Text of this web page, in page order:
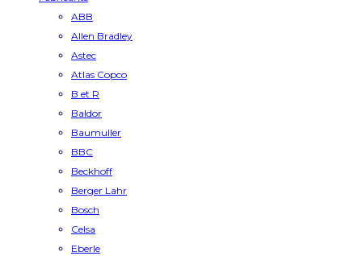
ABB
Allen Bradley
Astec
Atlas Copco
B et R
Baldor
Baumuller
BBC
Beckhoff
Berger Lahr
Bosch
Celsa
Eberle